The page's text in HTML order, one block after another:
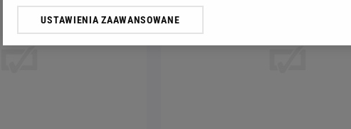
odbiorców i ulepszanie usług.
USTAWIENIA ZAAWANSOWANE